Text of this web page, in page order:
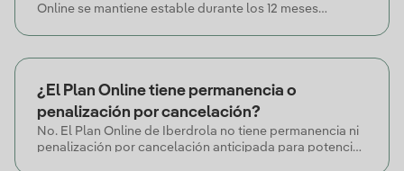
Online se mantiene estable durante los 12 meses
servicios de ajuste e impuestos) pueden variar por
estatal y no de la comercializadora.
¿El Plan Online tiene permanencia o
penalización por cancelación?
No. El Plan Online de Iberdrola no tiene permanencia ni
penalización por cancelación anticipada para potencias